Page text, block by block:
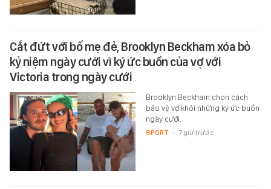
Cắt đứt với bố mẹ đẻ, Brooklyn Beckham xóa bỏ
kỷ niệm ngày cưới vì ký ức buồn của vợ với
Victoria trong ngày cưới
Brooklyn Beckham chọn cách
bảo vệ vợ khỏi những ký ức buồn
ngày cưới.
SPORT - 7 giờ trước